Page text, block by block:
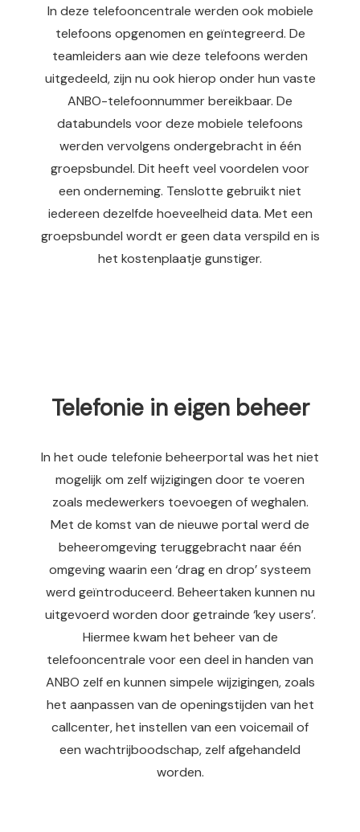
In deze telefooncentrale werden ook mobiele
telefoons opgenomen en geïntegreerd. De
teamleiders aan wie deze telefoons werden
uitgedeeld, zijn nu ook hierop onder hun vaste
ANBO-telefoonnummer bereikbaar. De
databundels voor deze mobiele telefoons
werden vervolgens ondergebracht in één
groepsbundel. Dit heeft veel voordelen voor
een onderneming. Tenslotte gebruikt niet
iedereen dezelfde hoeveelheid data. Met een
groepsbundel wordt er geen data verspild en is
het kostenplaatje gunstiger.
Telefonie in eigen beheer
In het oude telefonie beheerportal was het niet
mogelijk om zelf wijzigingen door te voeren
zoals medewerkers toevoegen of weghalen.
Met de komst van de nieuwe portal werd de
beheeromgeving teruggebracht naar één
omgeving waarin een ‘drag en drop’ systeem
werd geïntroduceerd. Beheertaken kunnen nu
uitgevoerd worden door getrainde ‘key users’.
Hiermee kwam het beheer van de
telefooncentrale voor een deel in handen van
ANBO zelf en kunnen simpele wijzigingen, zoals
het aanpassen van de openingstijden van het
callcenter, het instellen van een voicemail of
een wachtrijboodschap, zelf afgehandeld
worden.